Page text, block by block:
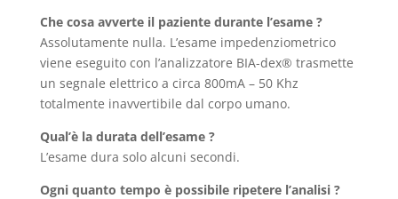
Che cosa avverte il paziente durante l’esame ?
Assolutamente nulla. L’esame impedenziometrico
viene eseguito con l’analizzatore BIA-dex® trasmette
un segnale elettrico a circa 800mA – 50 Khz
totalmente inavvertibile dal corpo umano.
Qual’è la durata dell’esame ?
L’esame dura solo alcuni secondi.
Ogni quanto tempo è possibile ripetere l’analisi ?